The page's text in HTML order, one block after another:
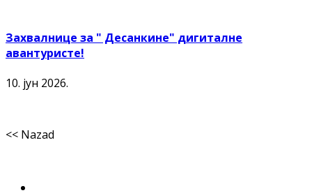
Захвалнице за " Десанкине" дигиталне
авантуристе!
10. јун 2026.
<< Nazad